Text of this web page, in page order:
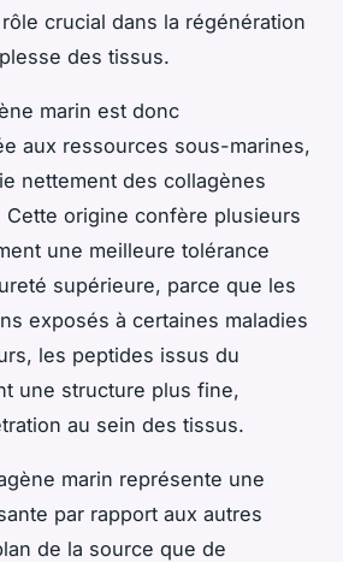
crucial dans la régénération
des tissus.
marin est donc
aux ressources sous-marines,
nettement des collagènes
Cette origine confère plusieurs
une meilleure tolérance
supérieure, parce que les
exposés à certaines maladies
les peptides issus du
une structure plus fine,
au sein des tissus.
marin représente une
par rapport aux autres
de la source que de